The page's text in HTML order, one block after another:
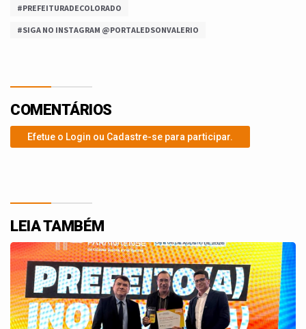
#PREFEITURADECOLORADO
#SIGA NO INSTAGRAM @PORTALEDSONVALERIO
COMENTÁRIOS
Efetue o Login ou Cadastre-se para participar.
LEIA TAMBÉM